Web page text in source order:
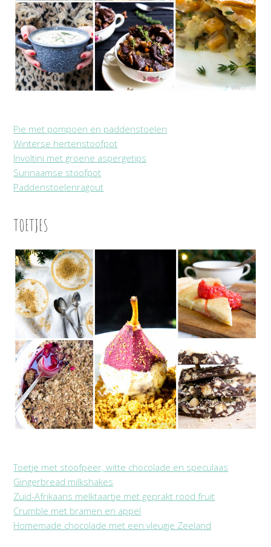
Pie met pompoen en paddenstoelen
Winterse hertenstoofpot
Involtini met groene aspergetips
Surinaamse stoofpot
Paddenstoelenragout
TOETJES
Toetje met stoofpeer, witte chocolade en speculaas
Gingerbread milkshakes
Zuid-Afrikaans melktaartje met geprakt rood fruit
Crumble met bramen en appel
Homemade chocolade met een vleugje Zeeland